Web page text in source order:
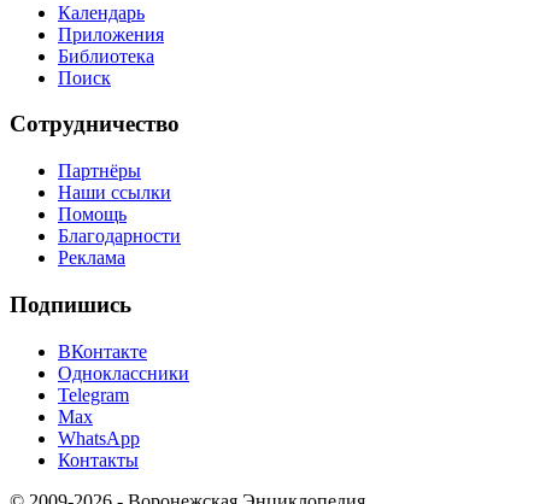
Календарь
Приложения
Библиотека
Поиск
Сотрудничество
Партнёры
Наши ссылки
Помощь
Благодарности
Реклама
Подпишись
ВКонтакте
Одноклассники
Telegram
Max
WhatsApp
Контакты